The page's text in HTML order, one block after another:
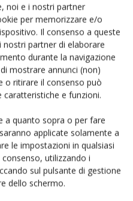
noi e i nostri partner
per memorizzare e/o
Il consenso a queste
partner di elaborare
durante la navigazione
mostrare annunci (non)
o ritirare il consenso può
caratteristiche e funzioni.
a quanto sopra o per fare
applicate solamente a
le impostazioni in qualsiasi
utilizzando i
sul pulsante di gestione
dello schermo.